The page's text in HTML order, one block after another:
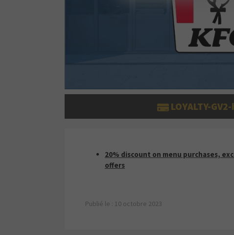
LOYALTY-
20% DISCOUNT ON MENU
20% discount on menu purchases,
offers
Publié le : 10 octobre 2023